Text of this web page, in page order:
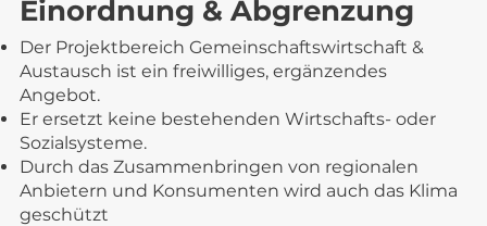
Einordnung & Abgrenzung
Der Projektbereich Gemeinschaftswirtschaft &
Austausch ist ein freiwilliges, ergänzendes
Angebot.
Er ersetzt keine bestehenden Wirtschafts- oder
Sozialsysteme.
Durch das Zusammenbringen von regionalen
Anbietern und Konsumenten wird auch das Klima
geschützt